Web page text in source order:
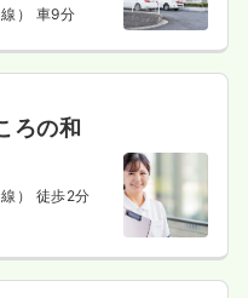
） 車9分
ろの和
） 徒歩2分